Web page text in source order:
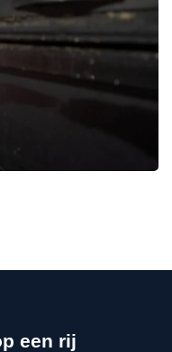
een rij